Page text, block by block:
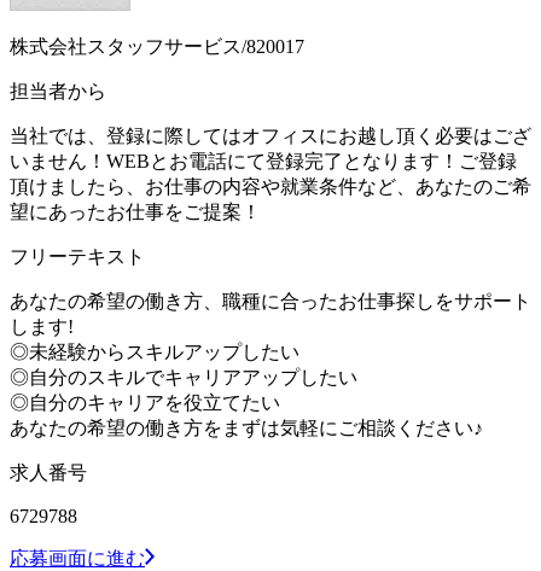
株式会社スタッフサービス/820017
担当者から
当社では、登録に際してはオフィスにお越し頂く必要はござ
いません！WEBとお電話にて登録完了となります！ご登録
頂けましたら、お仕事の内容や就業条件など、あなたのご希
望にあったお仕事をご提案！
フリーテキスト
あなたの希望の働き方、職種に合ったお仕事探しをサポート
します!
◎未経験からスキルアップしたい
◎自分のスキルでキャリアアップしたい
◎自分のキャリアを役立てたい
あなたの希望の働き方をまずは気軽にご相談ください♪
求人番号
6729788
応募画面に進む